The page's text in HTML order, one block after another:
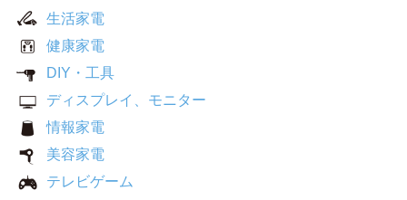
生活家電
健康家電
DIY・工具
ディスプレイ、モニター
情報家電
美容家電
テレビゲーム